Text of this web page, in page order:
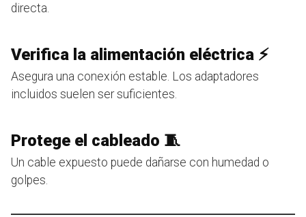
directa.
Verifica la alimentación eléctrica ⚡
Asegura una conexión estable. Los adaptadores
incluidos suelen ser suficientes.
Protege el cableado 🧵
Un cable expuesto puede dañarse con humedad o
golpes.